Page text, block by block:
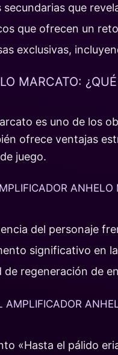
que
que ofrecen un
exclusivas,
MARCATO:
es uno de los
ofrece ventajas
juego.
ANHELO
del personaje
significativo en
de regeneración de
AMPLIFICADOR
«Hasta el pálido